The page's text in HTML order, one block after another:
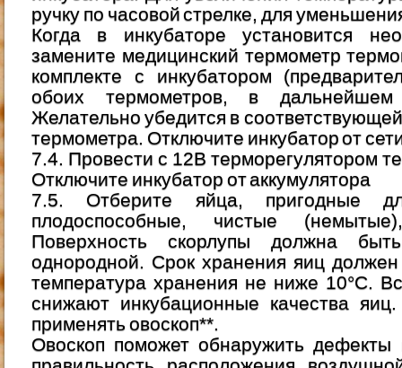
ручку по часовой стрелке, для
Когда в инкубаторе установится
замените медицинский термометр
комплекте с инкубатором
обоих термометров, в дальнейшем
Желательно убедится в
термометра. Отключите инкубатор от
7.4. Провести с 12В терморегулятором
Отключите инкубатор от аккумулятора
7.5. Отберите яйца, пригодные
плодоспособные, чистые
Поверхность скорлупы должна
однородной. Срок хранения яиц
температура хранения не ниже 10°С.
снижают инкубационные качества
применять овоскоп**.
Овоскоп поможет обнаружить дефекты